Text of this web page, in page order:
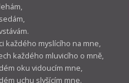
každého myslícího na mne,
každého mluvicího o mně,
oku vidoucím mne,
uchu slyšícím mne.